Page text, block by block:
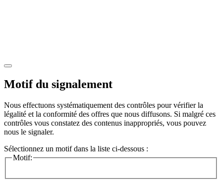
Motif du signalement
Nous effectuons systématiquement des contrôles pour vérifier la
légalité et la conformité des offres que nous diffusons. Si malgré ces
contrôles vous constatez des contenus inappropriés, vous pouvez
nous le signaler.
Sélectionnez un motif dans la liste ci-dessous :
Motif: